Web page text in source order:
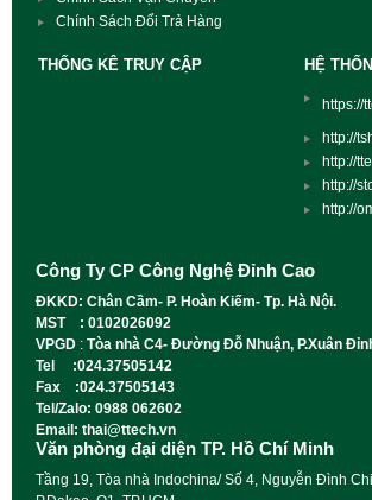
Chính Sách Đổi Trả Hàng
THỐNG KÊ TRUY CẬP HỆ
https://
http://
http://
http://
http://
Công Ty CP Công Nghệ Đỉnh Cao
ĐKKD: Chân Cầm- P. Hoàn Kiếm- Tp. Hà Nội.
MST : 0102026092
VPGD : Tòa nhà C4- Đường Đỗ Nhuận, P.Xuân
Tel :024.37505142
Fax :024.37505143
Tel/Zalo: 0988 062602
Email: thai@ttech.vn
Văn phòng đại diện TP. Hồ Chí Minh
Tầng 19, Tòa nhà Indochina/ Số 4, Nguyễn Đình